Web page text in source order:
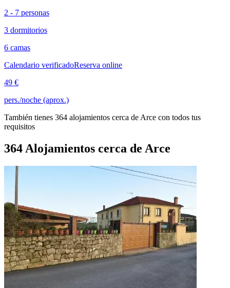
2 - 7 personas
3 dormitorios
6 camas
Calendario verificadoReserva online
49 €
pers./noche (aprox.)
También tienes 364 alojamientos cerca de Arce con todos tus
requisitos
364 Alojamientos cerca de Arce